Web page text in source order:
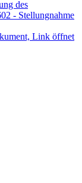
des
- Stellungnahme
Link öffnet